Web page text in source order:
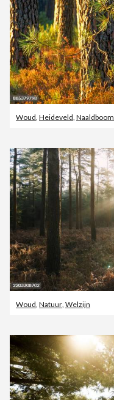
Woud, Heideveld, Naaldboom
Woud, Natuur, Welzijn